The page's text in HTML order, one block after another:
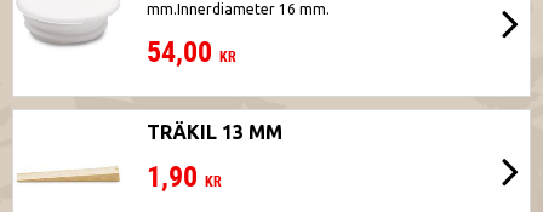
mm.Innerdiameter 16 mm.
54,00 KR
TRÄKIL 13 MM
1,90 KR